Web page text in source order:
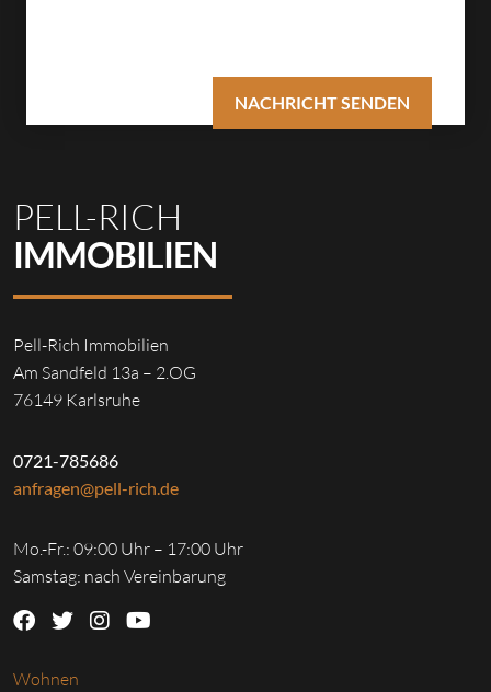
PELL-RICH
IMMOBILIEN
Pell-Rich Immobilien
Am Sandfeld 13a – 2.OG
76149 Karlsruhe
0721-785686
anfragen@pell-rich.de
Mo.-Fr.: 09:00 Uhr – 17:00 Uhr
Samstag: nach Vereinbarung
Wohnen